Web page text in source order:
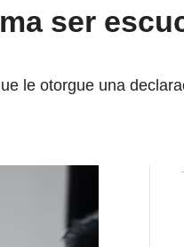
ser
le otorgue una